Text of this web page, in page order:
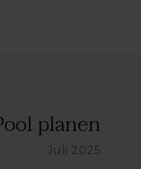
planen
Juli 2025